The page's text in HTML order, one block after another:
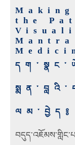
the
ལམ་བྱེད༔